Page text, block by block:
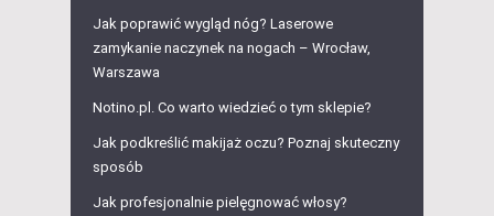
Jak poprawić wygląd nóg? Laserowe
zamykanie naczynek na nogach – Wrocław,
Warszawa
Notino.pl. Co warto wiedzieć o tym sklepie?
Jak podkreślić makijaż oczu? Poznaj skuteczny
sposób
Jak profesjonalnie pielęgnować włosy?